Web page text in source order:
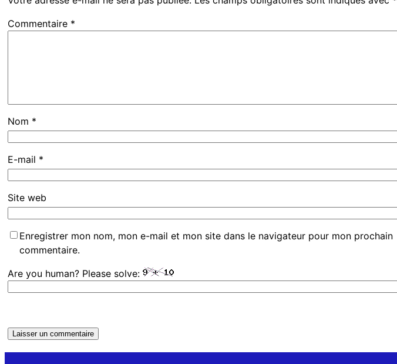
Commentaire *
Nom *
E-mail *
Site web
Enregistrer mon nom, mon e-mail et mon site dans le navigateur pour mon prochain
commentaire.
Are you human? Please solve: